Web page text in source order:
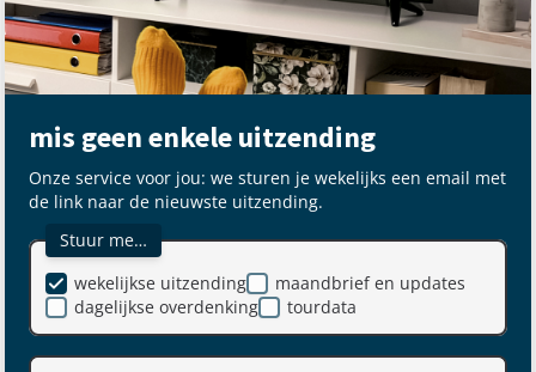
mis geen enkele uitzending
Onze service voor jou: we sturen je wekelijks een email met
de link naar de nieuwste uitzending.
Stuur me…
maandbrief en updates
dagelijkse overdenking
wekelijkse uitzending
tourdata